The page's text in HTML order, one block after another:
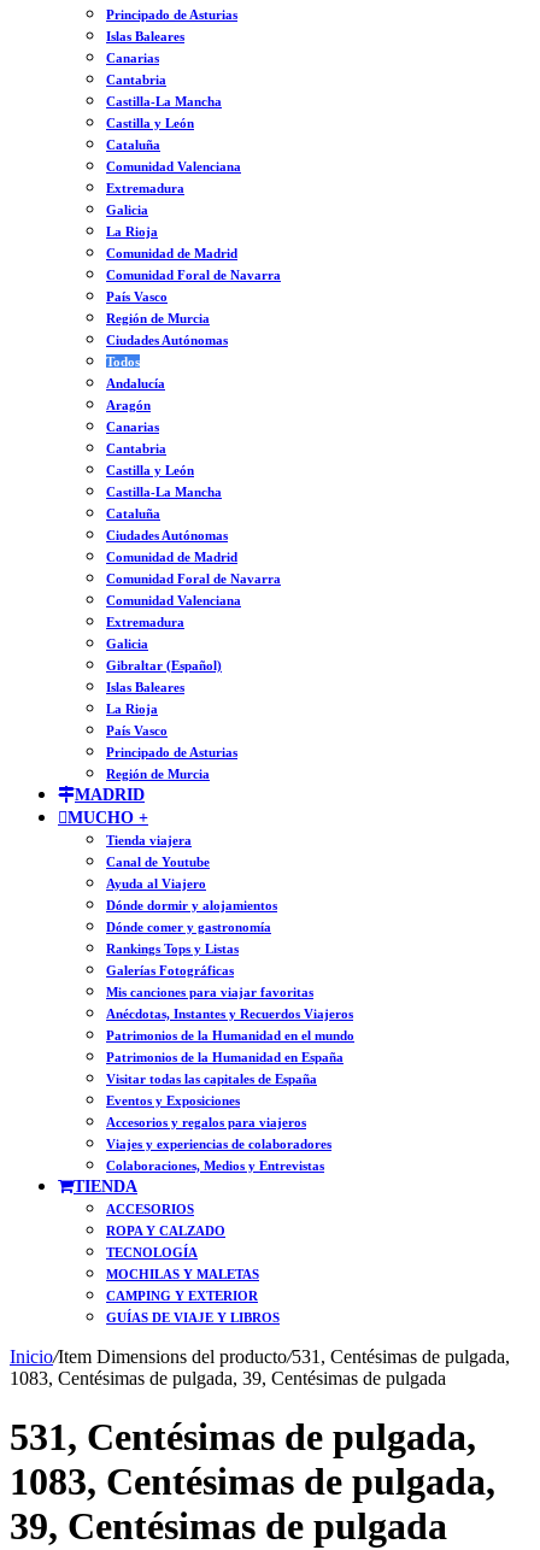
Principado de Asturias
Islas Baleares
Canarias
Cantabria
Castilla-La Mancha
Castilla y León
Cataluña
Comunidad Valenciana
Extremadura
Galicia
La Rioja
Comunidad de Madrid
Comunidad Foral de Navarra
País Vasco
Región de Murcia
Ciudades Autónomas
Todos
Andalucía
Aragón
Canarias
Cantabria
Castilla y León
Castilla-La Mancha
Cataluña
Ciudades Autónomas
Comunidad de Madrid
Comunidad Foral de Navarra
Comunidad Valenciana
Extremadura
Galicia
Gibraltar (Español)
Islas Baleares
La Rioja
País Vasco
Principado de Asturias
Región de Murcia
MADRID
MUCHO +
Tienda viajera
Canal de Youtube
Ayuda al Viajero
Dónde dormir y alojamientos
Dónde comer y gastronomía
Rankings Tops y Listas
Galerías Fotográficas
Mis canciones para viajar favoritas
Anécdotas, Instantes y Recuerdos Viajeros
Patrimonios de la Humanidad en el mundo
Patrimonios de la Humanidad en España
Visitar todas las capitales de España
Eventos y Exposiciones
Accesorios y regalos para viajeros
Viajes y experiencias de colaboradores
Colaboraciones, Medios y Entrevistas
TIENDA
ACCESORIOS
ROPA Y CALZADO
TECNOLOGÍA
MOCHILAS Y MALETAS
CAMPING Y EXTERIOR
GUÍAS DE VIAJE Y LIBROS
Inicio/Item Dimensions del producto/531, Centésimas de pulgada,
1083, Centésimas de pulgada, 39, Centésimas de pulgada
531, Centésimas de pulgada,
1083, Centésimas de pulgada,
39, Centésimas de pulgada